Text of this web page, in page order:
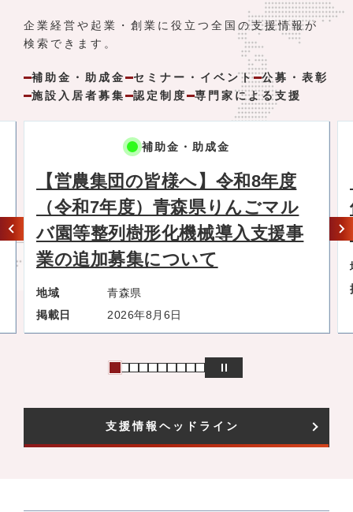
企業経営や起業・創業に役立つ全国の支援情報が
検索できます。
補助金・助成金 セミナー・イベント
公募・表彰
施設入居者募集
認定制度 専門家による支援
補助金・助成金
【営農集団の皆様へ】令和8年度
（令和7年度）青森県りんごマル
バ園等整列樹形化機械導入支援事
業の追加募集について
地域
青森県
掲載日
2026年8月6日
支援情報ヘッドライン